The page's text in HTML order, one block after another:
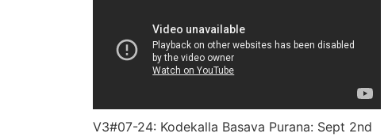
V3#07-24: Kodekalla Basava Purana: Sept 2nd